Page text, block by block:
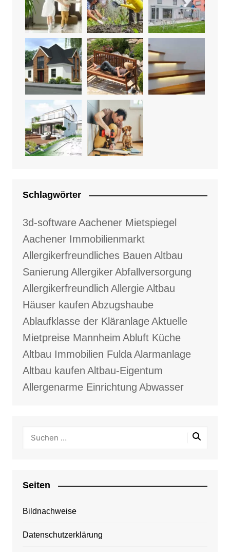
Schlagwörter
3d-softwareAachener Mietspiegel
Aachener Immobilienmarkt
Allergikerfreundliches Bauen Altbau
Sanierung AllergikerAbfallversorgung
Allergikerfreundlich AllergieAltbau
Häuser kaufen Abzugshaube
Ablaufklasse der KläranlageAktuelle
Mietpreise Mannheim Abluft Küche
Altbau Immobilien FuldaAlarmanlage
Altbau kaufen Altbau-Eigentum
Allergenarme Einrichtung Abwasser
Seiten
Bildnachweise
Datenschutzerklärung